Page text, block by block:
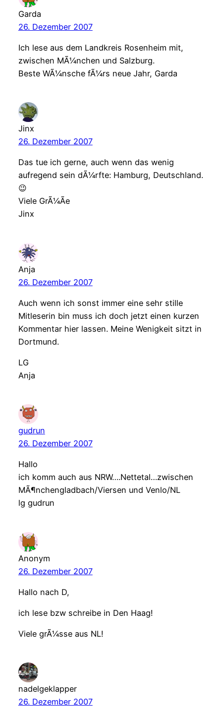
Garda
26. Dezember 2007
Ich lese aus dem Landkreis Rosenheim mit,
zwischen MÃ¼nchen und Salzburg.
Beste WÃ¼nsche fÃ¼rs neue Jahr, Garda
Jinx
26. Dezember 2007
Das tue ich gerne, auch wenn das wenig
aufregend sein dÃ¼rfte: Hamburg, Deutschland.
😉
Viele GrÃ¼Ãe
Jinx
Anja
26. Dezember 2007
Auch wenn ich sonst immer eine sehr stille
Mitleserin bin muss ich doch jetzt einen kurzen
Kommentar hier lassen. Meine Wenigkeit sitzt in
Dortmund.
LG
Anja
gudrun
26. Dezember 2007
Hallo
ich komm auch aus NRW….Nettetal…zwischen
MÃ¶nchengladbach/Viersen und Venlo/NL
lg gudrun
Anonym
26. Dezember 2007
Hallo nach D,
ich lese bzw schreibe in Den Haag!
Viele grÃ¼sse aus NL!
nadelgeklapper
26. Dezember 2007